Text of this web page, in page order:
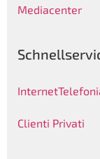
Mediacenter
Internet
Clienti Privati